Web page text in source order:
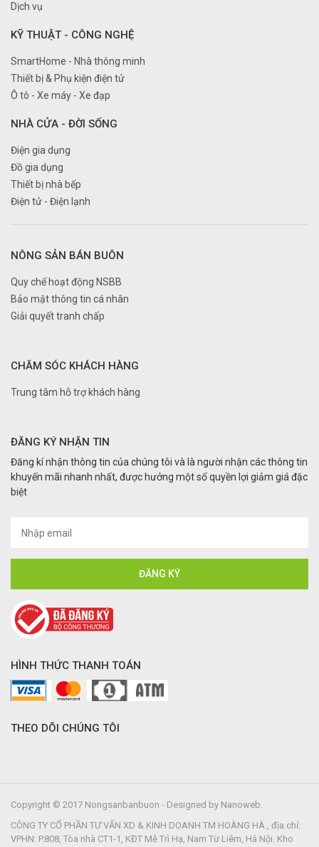
Dịch vụ
KỸ THUẬT - CÔNG NGHỆ
SmartHome - Nhà thông minh
Thiết bị & Phụ kiện điện tử
Ô tô - Xe máy - Xe đạp
NHÀ CỬA - ĐỜI SỐNG
Điện gia dụng
Đồ gia dụng
Thiết bị nhà bếp
Điện tử - Điện lạnh
NÔNG SẢN BÁN BUÔN
Quy chế hoạt động NSBB
Bảo mật thông tin cá nhân
Giải quyết tranh chấp
CHĂM SÓC KHÁCH HÀNG
Trung tâm hỗ trợ khách hàng
ĐĂNG KÝ NHẬN TIN
Đăng kí nhận thông tin của chúng tôi và là người nhận các thông tin
khuyến mãi nhanh nhất, được hưởng một số quyền lợi giảm giá đặc
biệt
HÌNH THỨC THANH TOÁN
THEO DÕI CHÚNG TÔI
Copyright © 2017 Nongsanbanbuon - Designed by Nanoweb.
CÔNG TY CỔ PHẦN TƯ VẤN XD & KINH DOANH TM HOÀNG HÀ , địa chỉ:
VPHN: P.808, Tòa nhà CT1-1, KĐT Mễ Trì Hạ, Nam Từ Liêm, Hà Nội. Kho